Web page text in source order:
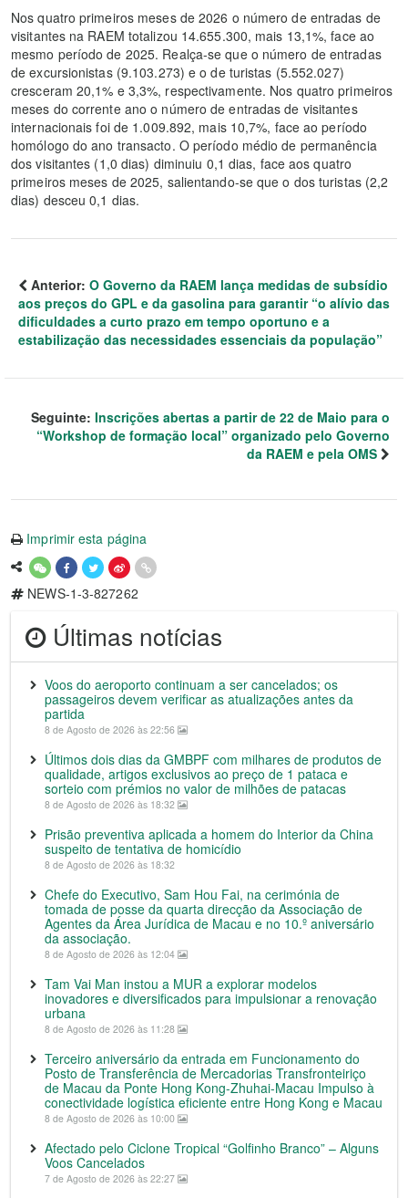
Nos quatro primeiros meses de 2026 o número de entradas de
visitantes na RAEM totalizou 14.655.300, mais 13,1%, face ao
mesmo período de 2025. Realça-se que o número de entradas
de excursionistas (9.103.273) e o de turistas (5.552.027)
cresceram 20,1% e 3,3%, respectivamente. Nos quatro primeiros
meses do corrente ano o número de entradas de visitantes
internacionais foi de 1.009.892, mais 10,7%, face ao período
homólogo do ano transacto. O período médio de permanência
dos visitantes (1,0 dias) diminuiu 0,1 dias, face aos quatro
primeiros meses de 2025, salientando-se que o dos turistas (2,2
dias) desceu 0,1 dias.
Anterior: O Governo da RAEM lança medidas de subsídio
aos preços do GPL e da gasolina para garantir “o alívio das
dificuldades a curto prazo em tempo oportuno e a
estabilização das necessidades essenciais da população”
Seguinte: Inscrições abertas a partir de 22 de Maio para o
“Workshop de formação local” organizado pelo Governo
da RAEM e pela OMS
Imprimir esta página
NEWS-1-3-827262
Últimas notícias
Voos do aeroporto continuam a ser cancelados; os
passageiros devem verificar as atualizações antes da
partida
8 de Agosto de 2026 às 22:56
Últimos dois dias da GMBPF com milhares de produtos de
qualidade, artigos exclusivos ao preço de 1 pataca e
sorteio com prémios no valor de milhões de patacas
8 de Agosto de 2026 às 18:32
Prisão preventiva aplicada a homem do Interior da China
suspeito de tentativa de homicídio
8 de Agosto de 2026 às 18:32
Chefe do Executivo, Sam Hou Fai, na cerimónia de
tomada de posse da quarta direcção da Associação de
Agentes da Área Jurídica de Macau e no 10.º aniversário
da associação.
8 de Agosto de 2026 às 12:04
Tam Vai Man instou a MUR a explorar modelos
inovadores e diversificados para impulsionar a renovação
urbana
8 de Agosto de 2026 às 11:28
Terceiro aniversário da entrada em Funcionamento do
Posto de Transferência de Mercadorias Transfronteiriço
de Macau da Ponte Hong Kong-Zhuhai-Macau Impulso à
conectividade logística eficiente entre Hong Kong e Macau
8 de Agosto de 2026 às 10:00
Afectado pelo Ciclone Tropical “Golfinho Branco” – Alguns
Voos Cancelados
7 de Agosto de 2026 às 22:27